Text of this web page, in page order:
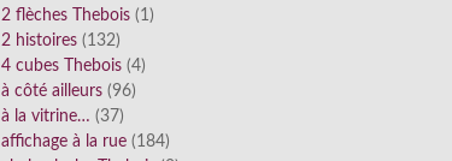
2 flèches Thebois (1)
2 histoires (132)
4 cubes Thebois (4)
à côté ailleurs (96)
à la vitrine… (37)
affichage à la rue (184)